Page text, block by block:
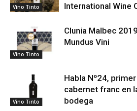
Vino Tinto
International Wine
Vino Tinto
Clunia Malbec
Mundus Vini
Vino Tinto
Habla Nº24,
cabernet franc en
bodega